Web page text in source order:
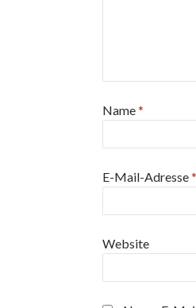
Name*
E-Mail-Adresse*
Website